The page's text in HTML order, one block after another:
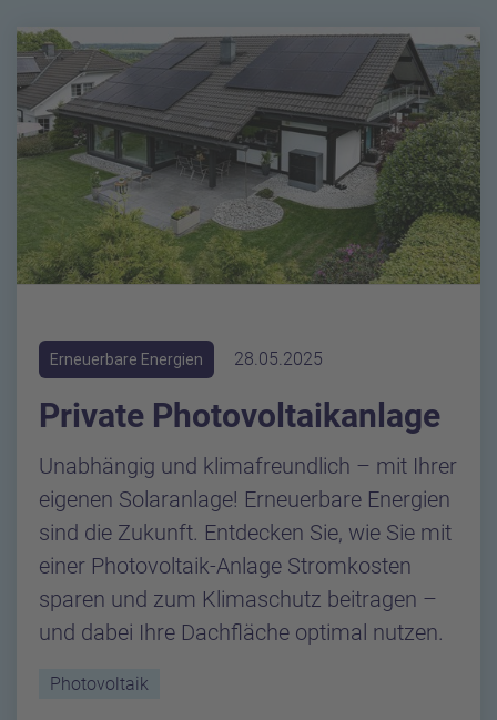
Erneuerbare Energien 28.05.2025
Private Photovoltaikanlage
Unabhängig und klimafreundlich – mit Ihrer
eigenen Solaranlage! Erneuerbare Energien
sind die Zukunft. Entdecken Sie, wie Sie mit
einer Photovoltaik-Anlage Stromkosten
sparen und zum Klimaschutz beitragen –
und dabei Ihre Dachfläche optimal nutzen.
Photovoltaik